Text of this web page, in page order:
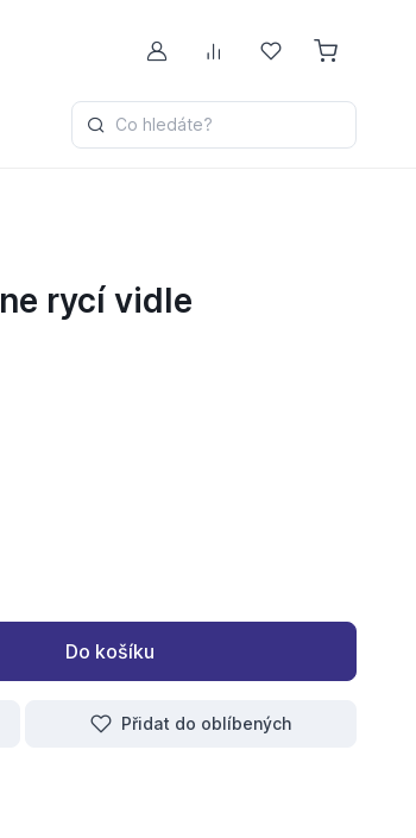
Můj účetPorovnávání
Oblíbené
Co hledáte?
rycí vidle
Do košíku
Přidat do oblíbených